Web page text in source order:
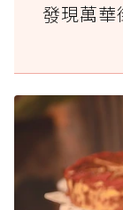
發現萬華